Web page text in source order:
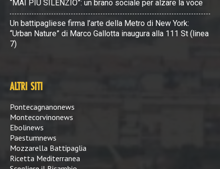
“MAI PIÙ SILENZIO”: un brano sociale per alzare la voce
Un battipagliese firma l’arte della Metro di New York:
“Urban Nature” di Marco Gallotta inaugura alla 111 St (linea
7)
ALTRI SITI
Pontecagnanonews
Montecorvinonews
Ebolinews
Paestumnews
Mozzarella Battipaglia
Ricetta Mediterranea